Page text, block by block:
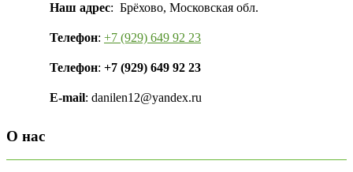
Наш адрес: Брёхово, Московская обл.
Телефон: +7 (929) 649 92 23
Телефон: +7 (929) 649 92 23
E-mail: danilen12@yandex.ru
О нас